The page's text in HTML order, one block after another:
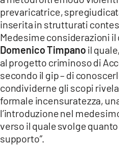
prevaricatrice,
inserita in strutturati
Medesime considerazioni
Domenico Timpanoil
al progetto criminoso di
secondo il gip – di
condividerne gli scopi
formale incensuratezza,
l’introduzione nel
verso il quale svolge
supporto”.